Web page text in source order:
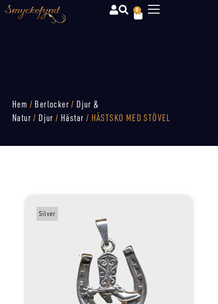
0
Hem / Berlocker / Djur &
Natur / Djur / Hästar / HÄSTSKO MED STÖVEL
Silver